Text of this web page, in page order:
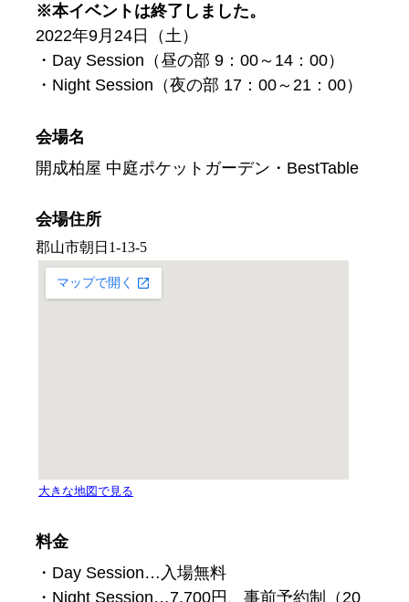
※本イベントは終了しました。
2022年9月24日（土）
・Day Session（昼の部 9：00～14：00）
・Night Session（夜の部 17：00～21：00）
会場名
開成柏屋 中庭ポケットガーデン・BestTable
会場住所
料金
・Day Session…入場無料
・Night Session…7,700円、事前予約制（20